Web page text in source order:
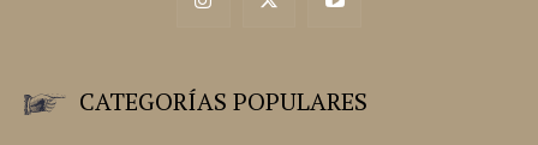
CATEGORÍAS POPULARES